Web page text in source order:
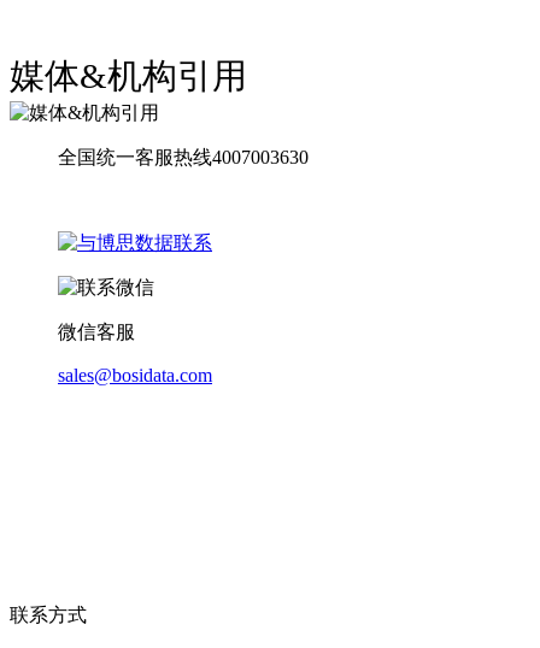
媒体&机构引用
全国统一客服热线4007003630
微信客服
sales@bosidata.com
联系方式